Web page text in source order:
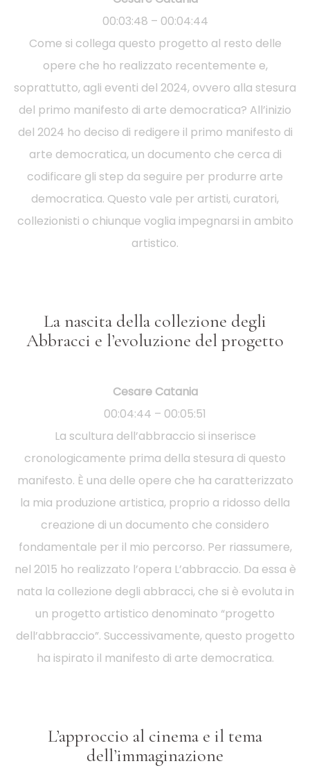
00:03:48 – 00:04:44
Come si collega questo progetto al resto delle
opere che ho realizzato recentemente e,
soprattutto, agli eventi del 2024, ovvero alla stesura
del primo manifesto di arte democratica? All’inizio
del 2024 ho deciso di redigere il primo manifesto di
arte democratica, un documento che cerca di
codificare gli step da seguire per produrre arte
democratica. Questo vale per artisti, curatori,
collezionisti o chiunque voglia impegnarsi in ambito
artistico.
La nascita della collezione degli
Abbracci e l’evoluzione del progetto
Cesare Catania
00:04:44 – 00:05:51
La scultura dell’abbraccio si inserisce
cronologicamente prima della stesura di questo
manifesto. È una delle opere che ha caratterizzato
la mia produzione artistica, proprio a ridosso della
creazione di un documento che considero
fondamentale per il mio percorso. Per riassumere,
nel 2015 ho realizzato l’opera L’abbraccio. Da essa è
nata la collezione degli abbracci, che si è evoluta in
un progetto artistico denominato “progetto
dell’abbraccio”. Successivamente, questo progetto
ha ispirato il manifesto di arte democratica.
L’approccio al cinema e il tema
dell’immaginazione